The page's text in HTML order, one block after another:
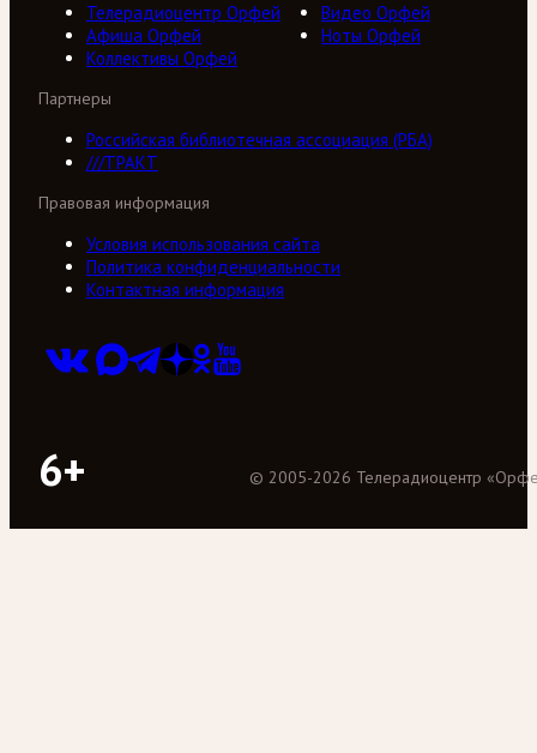
Телерадиоцентр Орфей
Видео Орфей
Афиша Орфей
Ноты Орфей
Коллективы Орфей
Партнеры
Российская библиотечная ассоциация (РБА)
///ТРАКТ
Правовая информация
Условия использования сайта
Политика конфиденциальности
Контактная информация
6+ © 2005-2026 Телерадиоцентр